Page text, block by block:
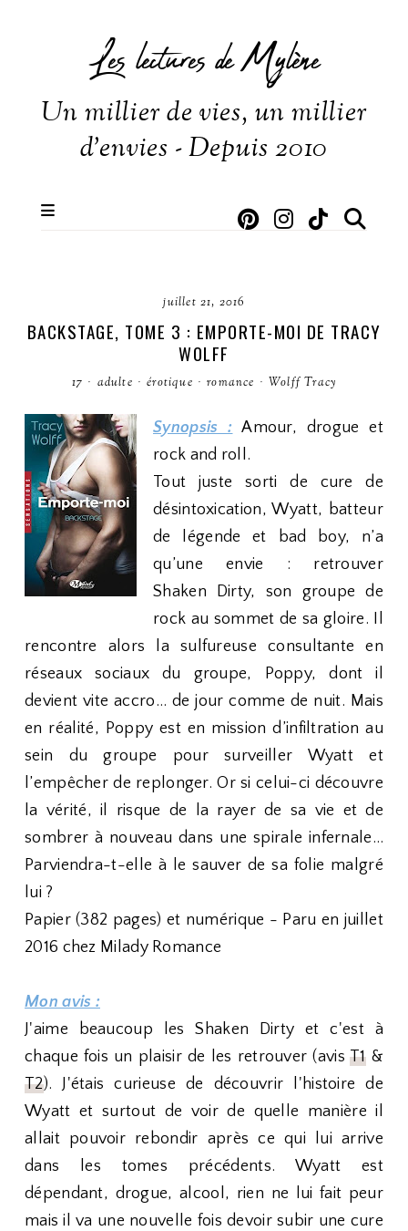
Les lectures de Mylène
Un millier de vies, un millier
d'envies - Depuis 2010
juillet 21, 2016
BACKSTAGE, TOME 3 : EMPORTE-MOI DE TRACY
WOLFF
17 · adulte · érotique · romance · Wolff Tracy
Synopsis : Amour, drogue et
rock and roll.
Tout juste sorti de cure de
désintoxication, Wyatt, batteur
de légende et bad boy, n’a
qu’une envie : retrouver
Shaken Dirty, son groupe de
rock au sommet de sa gloire. Il
rencontre alors la sulfureuse consultante en
réseaux sociaux du groupe, Poppy, dont il
devient vite accro… de jour comme de nuit. Mais
en réalité, Poppy est en mission d’infiltration au
sein du groupe pour surveiller Wyatt et
l’empêcher de replonger. Or si celui-ci découvre
la vérité, il risque de la rayer de sa vie et de
sombrer à nouveau dans une spirale infernale…
Parviendra-t-elle à le sauver de sa folie malgré
lui ?
Papier (382 pages) et numérique - Paru en juillet
2016 chez Milady Romance
Mon avis :
J'aime beaucoup les Shaken Dirty et c'est à
chaque fois un plaisir de les retrouver (avis T1&
T2). J'étais curieuse de découvrir l'histoire de
Wyatt et surtout de voir de quelle manière il
allait pouvoir rebondir après ce qui lui arrive
dans les tomes précédents. Wyatt est
dépendant, drogue, alcool, rien ne lui fait peur
mais il va une nouvelle fois devoir subir une cure